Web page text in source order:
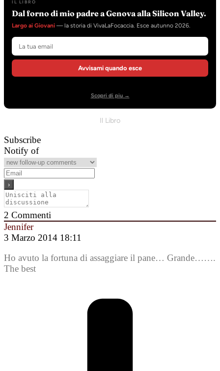
IL LIBRO
Dal forno di mio padre a Genova alla Silicon Valley.
Largo ai Giovani — la storia di VivaLaFocaccia. Esce autunno 2026.
Avvisami quando esce
Scopri di piu →
Il Libro
Subscribe
Notify of
2 Commenti
Jennifer
3 Marzo 2014 18:11
Ho avuto la fortuna di assaggiare il pane… Grande…….
The best